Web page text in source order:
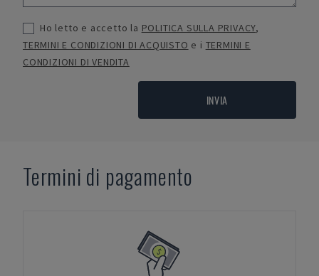
Ho letto e accetto la POLITICA SULLA PRIVACY,
TERMINI E CONDIZIONI DI ACQUISTO e i TERMINI E
CONDIZIONI DI VENDITA
INVIA
Termini di pagamento